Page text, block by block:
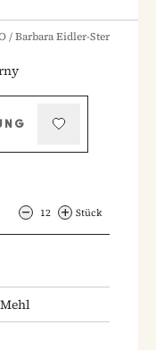
/ Barbara Eidler-Ster
12 Stück